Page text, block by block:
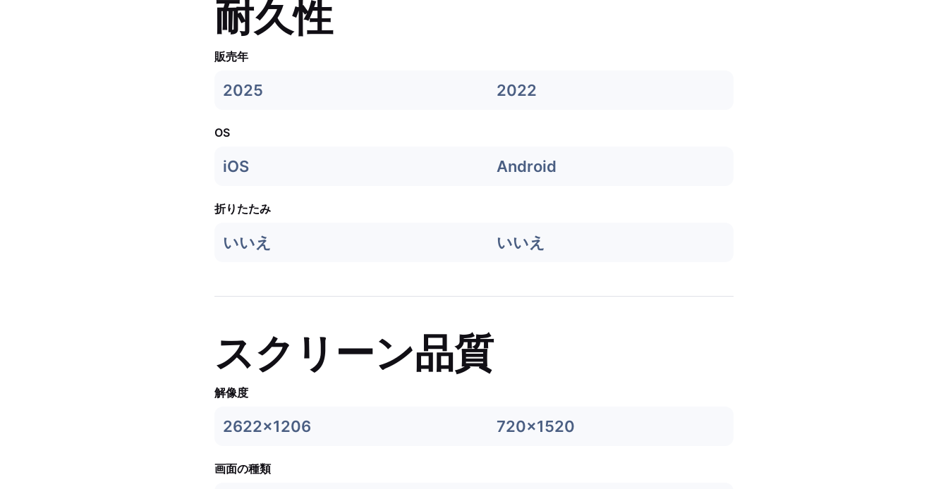
耐久性
販売年
2025 2022
OS
iOS Android
折りたたみ
いいえ いいえ
スクリーン品質
解像度
2622x1206 720x1520
画面の種類